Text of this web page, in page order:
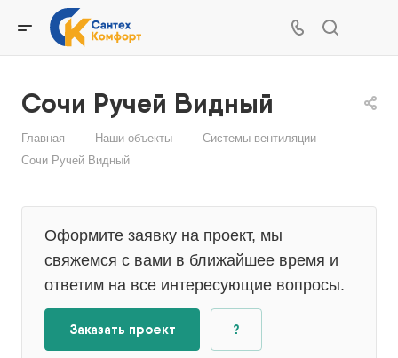
Сочи Ручей Видный
Главная — Наши объекты — Системы вентиляции —
Сочи Ручей Видный
Оформите заявку на проект, мы
свяжемся с вами в ближайшее время и
ответим на все интересующие вопросы.
Заказать проект ?